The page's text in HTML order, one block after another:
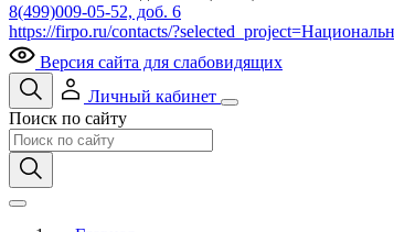
8(499)009-05-52, доб. 6
https://firpo.ru/contacts/
Версия сайта для слабовидящих
Личный кабинет
Поиск по сайту